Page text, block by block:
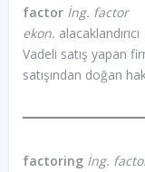
factorİng. factor
ekon. alacaklandırıcı
Vadeli satış yapan
satışından doğan
factoringİng.